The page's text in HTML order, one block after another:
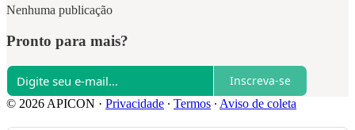
Nenhuma publicação
Pronto para mais?
Inscreva-se
© 2026 APICON · Privacidade ∙ Termos ∙ Aviso de coleta